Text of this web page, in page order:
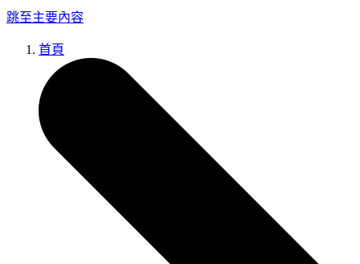
跳至主要內容
首頁